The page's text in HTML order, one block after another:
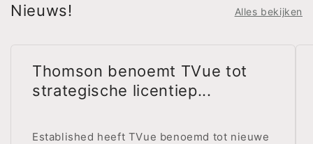
Nieuws! Alles bekijken
Thomson benoemt TVue tot
strategische licentiep...
Established heeft TVue benoemd tot nieuwe